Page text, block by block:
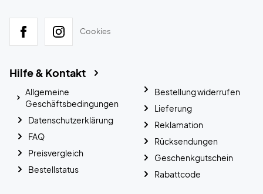
Cookies
Hilfe & Kontakt
Allgemeine
Geschäftsbedingungen
Datenschutzerklärung
FAQ
Preisvergleich
Bestellstatus
Bestellung widerrufen
Lieferung
Reklamation
Rücksendungen
Geschenkgutschein
Rabattcode